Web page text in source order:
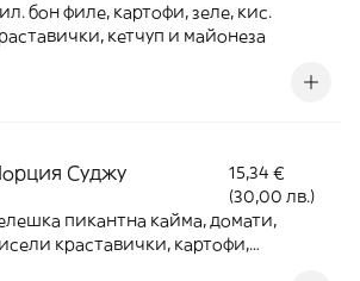
бон филе, картофи, зеле, кис.
кетчуп и майонеза
Суджу
15,34 €
(30,00 лв.)
пикантна кайма, домати,
краставички, картофи,